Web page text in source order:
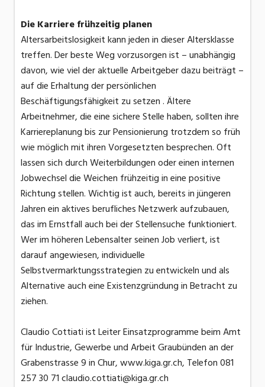
Die Karriere frühzeitig planen
Altersarbeitslosigkeit kann jeden in dieser Altersklasse
treffen. Der beste Weg vorzusorgen ist – unabhängig
davon, wie viel der aktuelle Arbeitgeber dazu beiträgt –
auf die Erhaltung der persönlichen
Beschäftigungsfähigkeit zu setzen . Ältere
Arbeitnehmer, die eine sichere Stelle haben, sollten ihre
Karriereplanung bis zur Pensionierung trotzdem so früh
wie möglich mit ihren Vorgesetzten besprechen. Oft
lassen sich durch Weiterbildungen oder einen internen
Jobwechsel die Weichen frühzeitig in eine positive
Richtung stellen. Wichtig ist auch, bereits in jüngeren
Jahren ein aktives berufliches Netzwerk aufzubauen,
das im Ernstfall auch bei der Stellensuche funktioniert.
Wer im höheren Lebensalter seinen Job verliert, ist
darauf angewiesen, individuelle
Selbstvermarktungsstrategien zu entwickeln und als
Alternative auch eine Existenzgründung in Betracht zu
ziehen.
Claudio Cottiati ist Leiter Einsatzprogramme beim Amt
für Industrie, Gewerbe und Arbeit Graubünden an der
Grabenstrasse 9 in Chur, www.kiga.gr.ch, Telefon 081
257 30 71 claudio.cottiati@kiga.gr.ch